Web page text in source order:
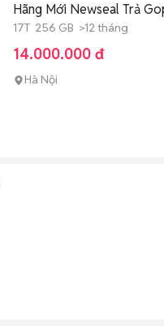
Hãng Mới Newseal Trả
17T 256 GB >12 tháng
14.000.000 đ
Hà Nội